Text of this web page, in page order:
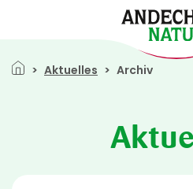
Pfadnavigation
Aktuelles Archiv